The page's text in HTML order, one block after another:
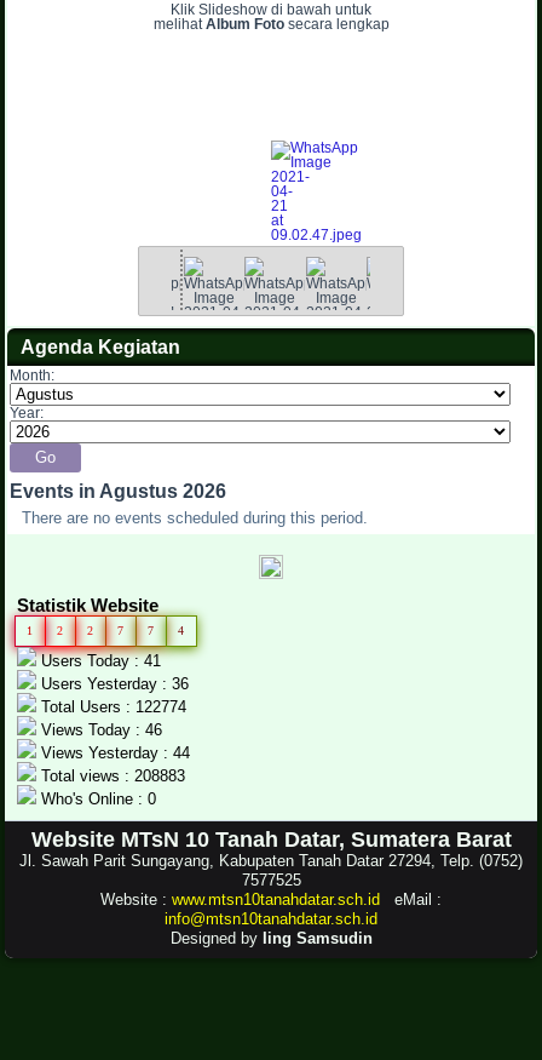
Klik Slideshow di bawah untuk
melihatAlbum Fotosecara lengkap
Agenda Kegiatan
Month:
Year:
Events in Agustus 2026
There are no events scheduled during this period.
Statistik Website
1 2 2 7 7 4
Users Today : 41
Users Yesterday : 36
Total Users : 122774
Views Today : 46
Views Yesterday : 44
Total views : 208883
Who's Online : 0
Website MTsN 10 Tanah Datar, Sumatera Barat
Jl. Sawah Parit Sungayang, Kabupaten Tanah Datar 27294, Telp. (0752)
7577525
Website : www.mtsn10tanahdatar.sch.id eMail :
info@mtsn10tanahdatar.sch.id
Designed by Iing Samsudin